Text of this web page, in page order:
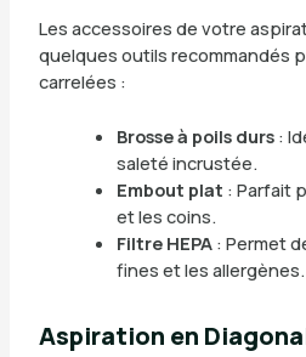
Les accessoires de votre
quelques outils recommandés
carrelées :
Brosse à poils durs:
saleté incrustée.
Embout plat : Parfait
et les coins.
Filtre HEPA: Permet
fines et les allergènes.
Aspiration en